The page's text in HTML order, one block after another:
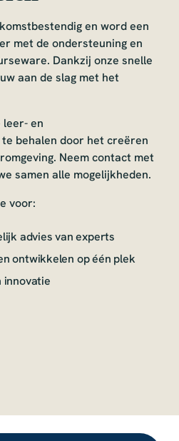
en word een
met de ondersteuning en
Dankzij onze snelle
aan de slag met het
leer- en
behalen door het creëren
Neem contact met
samen alle mogelijkheden.
voor:
advies van experts
ontwikkelen op één plek
innovatie